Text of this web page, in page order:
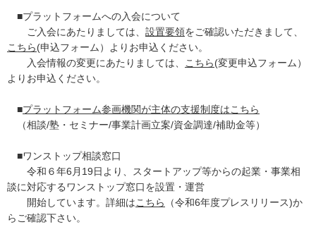
■プラットフォームへの入会について
ご入会にあたりましては、 設置要領をご確認いただきまして、
こちら(申込フォーム）よりお申込ください。
入会情報の変更にあたりましては、
こちら(変更申込フォーム）
よりお申込ください。
■プラットフォーム参画機関が主体の支援制度はこちら
（相談/塾・セミナー/事業計画立案/資金調達/補助金等）
■ワンストップ相談窓口
令和６年6月19日より、スタートアップ等からの起業・事業相
談に対応するワンストップ窓口を設置・運営
開始しています。詳細はこちら
（令和6年度プレスリリース)か
らご確認下さい。